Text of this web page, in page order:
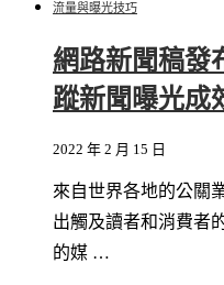
流量與曝光技巧
網路新聞稿發
蹤新聞曝光成
2022 年 2 月 15 日
來自世界各地的公關
出觸及讀者和消費者
的媒 …